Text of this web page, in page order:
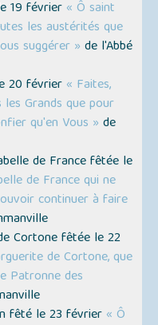
19 février « Ô saint
les austérités que
suggérer » de l'Abbé
20 février « Faites,
les Grands que pour
qu'en Vous » de
de France fêtée le
de France qui ne
continuer à faire
Cortone fêtée le 22
de Cortone, que
Patronne des
fêté le 23 février « Ô